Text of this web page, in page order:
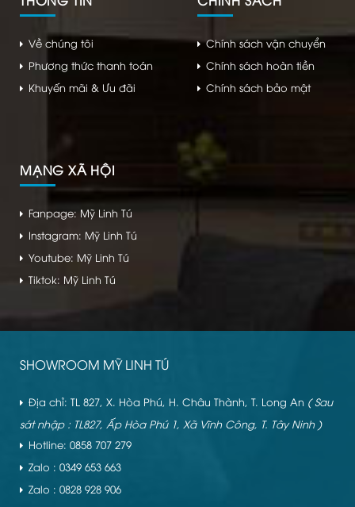
Về chúng tôi
Phương thức thanh toán
Khuyến mãi & Ưu đãi
Chính sách vận chuyển
Chính sách hoàn tiền
Chính sách bảo mật
MẠNG XÃ HỘI
Fanpage: Mỹ Linh Tú
Instagram: Mỹ Linh Tú
Youtube: Mỹ Linh Tú
Tiktok: Mỹ Linh Tú
SHOWROOM MỸ LINH TÚ
Địa chỉ: TL 827, X. Hòa Phú, H. Châu Thành, T. Long An ( Sau
sát nhập : TL827, Ấp Hòa Phú 1, Xã Vĩnh Công, T. Tây Ninh )
Hotline: 0858 707 279
Zalo : 0349 653 663
Zalo : 0828 928 906